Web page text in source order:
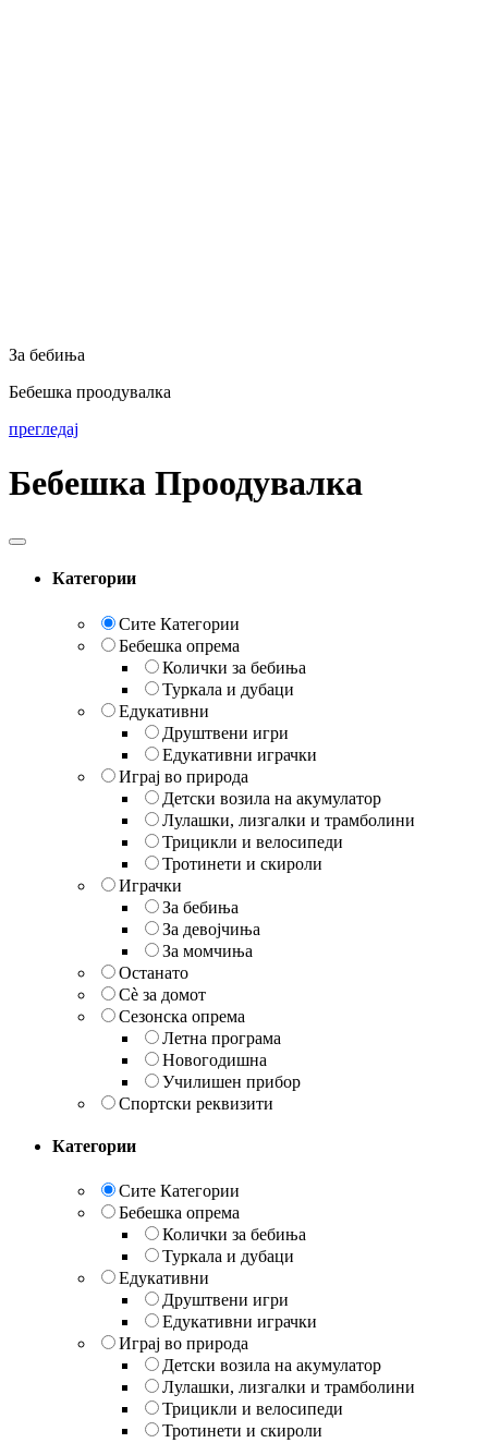
За бебиња
Бебешка проодувалка
прегледај
Бебешка Проодувалка
Категории
Сите Категории
Бебешка опрема
Колички за бебиња
Туркала и дубаци
Едукативни
Друштвени игри
Едукативни играчки
Играј во природа
Детски возила на акумулатор
Лулашки, лизгалки и трамболини
Трицикли и велосипеди
Тротинети и скироли
Играчки
За бебиња
За девојчиња
За момчиња
Останато
Сè за домот
Сезонска опрема
Летна програма
Новогодишна
Училишен прибор
Спортски реквизити
Категории
Сите Категории
Бебешка опрема
Колички за бебиња
Туркала и дубаци
Едукативни
Друштвени игри
Едукативни играчки
Играј во природа
Детски возила на акумулатор
Лулашки, лизгалки и трамболини
Трицикли и велосипеди
Тротинети и скироли